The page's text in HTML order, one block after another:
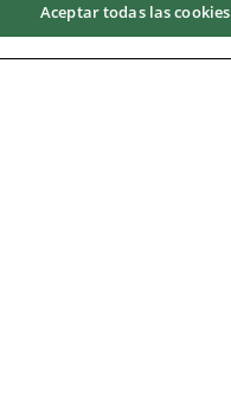
Aceptar todas las cookies